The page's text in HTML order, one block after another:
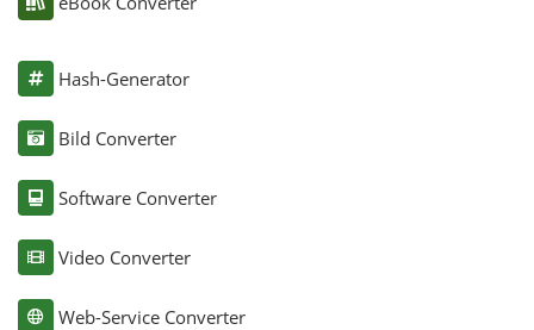
Hash-Generator
Bild Converter
Software Converter
Video Converter
Web-Service Converter